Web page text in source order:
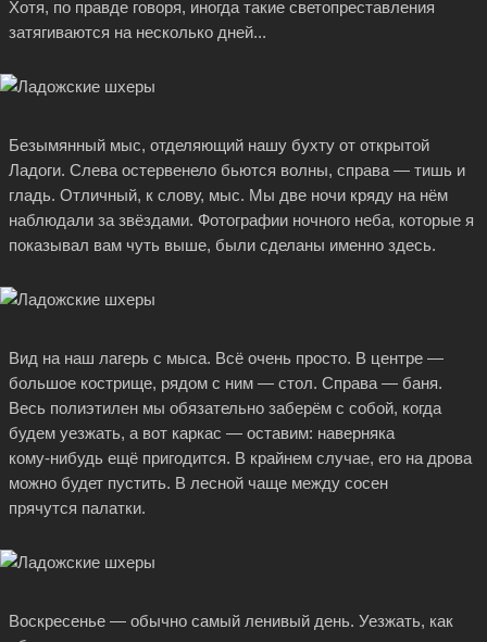
Хотя, по правде говоря, иногда такие светопреставления
затягиваются на несколько дней...
Безымянный мыс, отделяющий нашу бухту от открытой
Ладоги. Слева остервенело бьются волны, справа — тишь и
гладь. Отличный, к слову, мыс. Мы две ночи кряду на нём
наблюдали за звёздами. Фотографии ночного неба, которые я
показывал вам чуть выше, были сделаны именно здесь.
Вид на наш лагерь с мыса. Всё очень просто. В центре —
большое кострище, рядом с ним — стол. Справа — баня.
Весь полиэтилен мы обязательно заберём с собой, когда
будем уезжать, а вот каркас — оставим: наверняка
кому-нибудьещё пригодится. В крайнем случае, его на дрова
можно будет пустить. В лесной чаще между сосен
прячутся палатки.
Воскресенье — обычно самый ленивый день. Уезжать, как